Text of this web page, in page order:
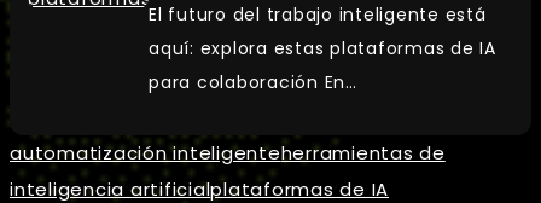
El futuro del trabajo inteligente está
aquí: explora estas plataformas de IA
para colaboración En…
automatización inteligenteherramientas de
inteligencia artificialplataformas de IA